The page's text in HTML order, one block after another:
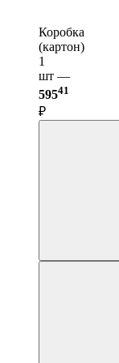
Коробка
(картон)
1
шт —
59541
₽